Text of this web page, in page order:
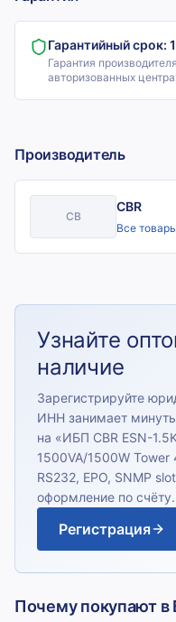
Гарантийный срок:
Гарантия
авторизованных
Производитель
CB
CBR
Все
Узнайте
наличие
Зарегистрируйте
ИНН занимает
на «ИБП CBR ESN-
1500VA/1500W Tower
RS232, EPO, SNMP slot
оформление по счёту.
Регистрация
Почему покупают